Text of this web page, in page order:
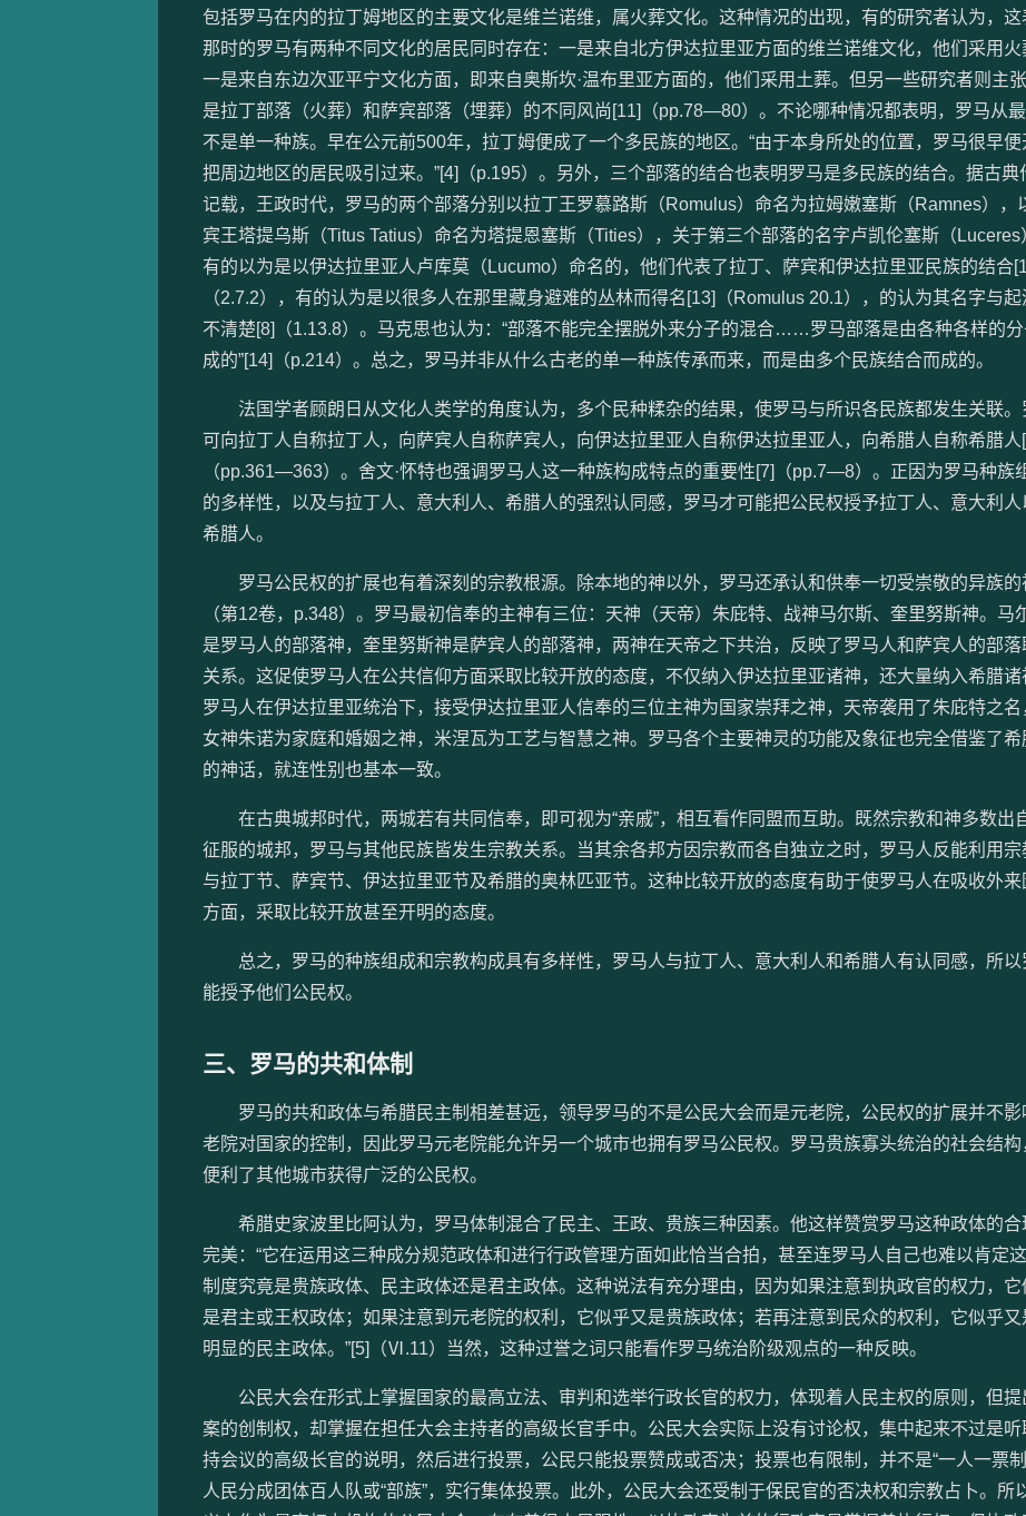
包括罗马在内的拉丁姆地区的主要文化是维兰诺维，属火葬文化。这种情况的出现，有的研究者认为，这
那时的罗马有两种不同文化的居民同时存在：一是来自北方伊达拉里亚方面的维兰诺维文化，他们采用火
一是来自东边次亚平宁文化方面，即来自奥斯坎·温布里亚方面的，他们采用土葬。但另一些研究者则主
是拉丁部落（火葬）和萨宾部落（埋葬）的不同风尚[11]（pp.78—80）。不论哪种情况都表明，罗马从
不是单一种族。早在公元前500年，拉丁姆便成了一个多民族的地区。“由于本身所处的位置，罗马很早便
把周边地区的居民吸引过来。”[4]（p.195）。另外，三个部落的结合也表明罗马是多民族的结合。据古典
记载，王政时代，罗马的两个部落分别以拉丁王罗慕路斯（Romulus）命名为拉姆嫩塞斯（Ramnes），
宾王塔提乌斯（Titus Tatius）命名为塔提恩塞斯（Tities），关于第三个部落的名字卢凯伦塞斯（Luceres
有的以为是以伊达拉里亚人卢库莫（Lucumo）命名的，他们代表了拉丁、萨宾和伊达拉里亚民族的结合
（2.7.2），有的认为是以很多人在那里藏身避难的丛林而得名[13]（Romulus 20.1），的认为其名字与起
不清楚[8]（1.13.8）。马克思也认为：“部落不能完全摆脱外来分子的混合……罗马部落是由各种各样的分
成的”[14]（p.214）。总之，罗马并非从什么古老的单一种族传承而来，而是由多个民族结合而成的。
法国学者顾朗日从文化人类学的角度认为，多个民种糅杂的结果，使罗马与所识各民族都发生关联。
可向拉丁人自称拉丁人，向萨宾人自称萨宾人，向伊达拉里亚人自称伊达拉里亚人，向希腊人自称希腊人
（pp.361—363）。舍文·怀特也强调罗马人这一种族构成特点的重要性[7]（pp.7—8）。正因为罗马种族
的多样性，以及与拉丁人、意大利人、希腊人的强烈认同感，罗马才可能把公民权授予拉丁人、意大利人
希腊人。
罗马公民权的扩展也有着深刻的宗教根源。除本地的神以外，罗马还承认和供奉一切受崇敬的异族的
（第12卷，p.348）。罗马最初信奉的主神有三位：天神（天帝）朱庇特、战神马尔斯、奎里努斯神。马
是罗马人的部落神，奎里努斯神是萨宾人的部落神，两神在天帝之下共治，反映了罗马人和萨宾人的部落
关系。这促使罗马人在公共信仰方面采取比较开放的态度，不仅纳入伊达拉里亚诸神，还大量纳入希腊诸
罗马人在伊达拉里亚统治下，接受伊达拉里亚人信奉的三位主神为国家崇拜之神，天帝袭用了朱庇特之名
女神朱诺为家庭和婚姻之神，米涅瓦为工艺与智慧之神。罗马各个主要神灵的功能及象征也完全借鉴了希
的神话，就连性别也基本一致。
在古典城邦时代，两城若有共同信奉，即可视为“亲戚”，相互看作同盟而互助。既然宗教和神多数出
征服的城邦，罗马与其他民族皆发生宗教关系。当其余各邦方因宗教而各自独立之时，罗马人反能利用宗
与拉丁节、萨宾节、伊达拉里亚节及希腊的奥林匹亚节。这种比较开放的态度有助于使罗马人在吸收外来
方面，采取比较开放甚至开明的态度。
总之，罗马的种族组成和宗教构成具有多样性，罗马人与拉丁人、意大利人和希腊人有认同感，所以
能授予他们公民权。
三、罗马的共和体制
罗马的共和政体与希腊民主制相差甚远，领导罗马的不是公民大会而是元老院，公民权的扩展并不影
老院对国家的控制，因此罗马元老院能允许另一个城市也拥有罗马公民权。罗马贵族寡头统治的社会结构
便利了其他城市获得广泛的公民权。
希腊史家波里比阿认为，罗马体制混合了民主、王政、贵族三种因素。他这样赞赏罗马这种政体的合
完美：“它在运用这三种成分规范政体和进行行政管理方面如此恰当合拍，甚至连罗马人自己也难以肯定
制度究竟是贵族政体、民主政体还是君主政体。这种说法有充分理由，因为如果注意到执政官的权力，它
是君主或王权政体；如果注意到元老院的权利，它似乎又是贵族政体；若再注意到民众的权利，它似乎又
明显的民主政体。”[5]（Ⅵ.11）当然，这种过誉之词只能看作罗马统治阶级观点的一种反映。
公民大会在形式上掌握国家的最高立法、审判和选举行政长官的权力，体现着人民主权的原则，但提
案的创制权，却掌握在担任大会主持者的高级长官手中。公民大会实际上没有讨论权，集中起来不过是听
持会议的高级长官的说明，然后进行投票，公民只能投票赞成或否决；投票也有限制，并不是“一人一票制
人民分成团体百人队或“部族”，实行集体投票。此外，公民大会还受制于保民官的否决权和宗教占卜。所